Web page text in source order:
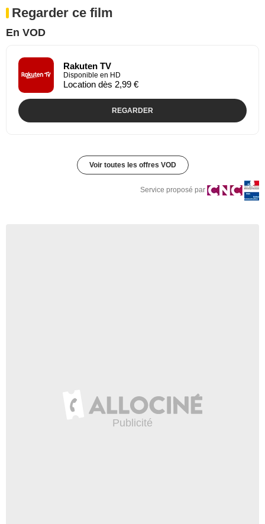
Regarder ce film
En VOD
Rakuten TV
Disponible en HD
Location dès 2,99 €
REGARDER
Voir toutes les offres VOD
Service proposé par